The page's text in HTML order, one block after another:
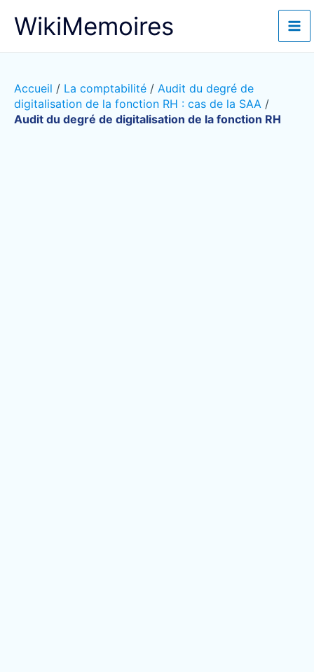
WikiMemoires
Accueil / La comptabilité / Audit du degré de
digitalisation de la fonction RH : cas de la SAA /
Audit du degré de digitalisation de la fonction RH